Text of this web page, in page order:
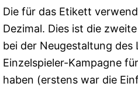
Die für das Etikett
Dezimal. Dies ist die
bei der Neugestaltung des
Einzelspieler-Kampagne
haben (erstens war die